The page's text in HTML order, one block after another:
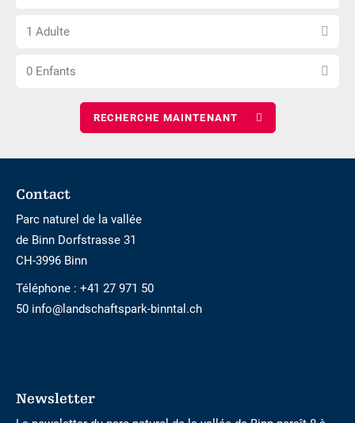
nombre
nuits
Choisissez
nombre
1 Adulte
Choisissez
0 Enfants
Footer
Contact
Parc naturel de la vallée
de Binn Dorfstrasse 31
CH-3996 Binn
Téléphone : +41 27 971 50
50 info@landschaftspark-binntal.ch
Newsletter